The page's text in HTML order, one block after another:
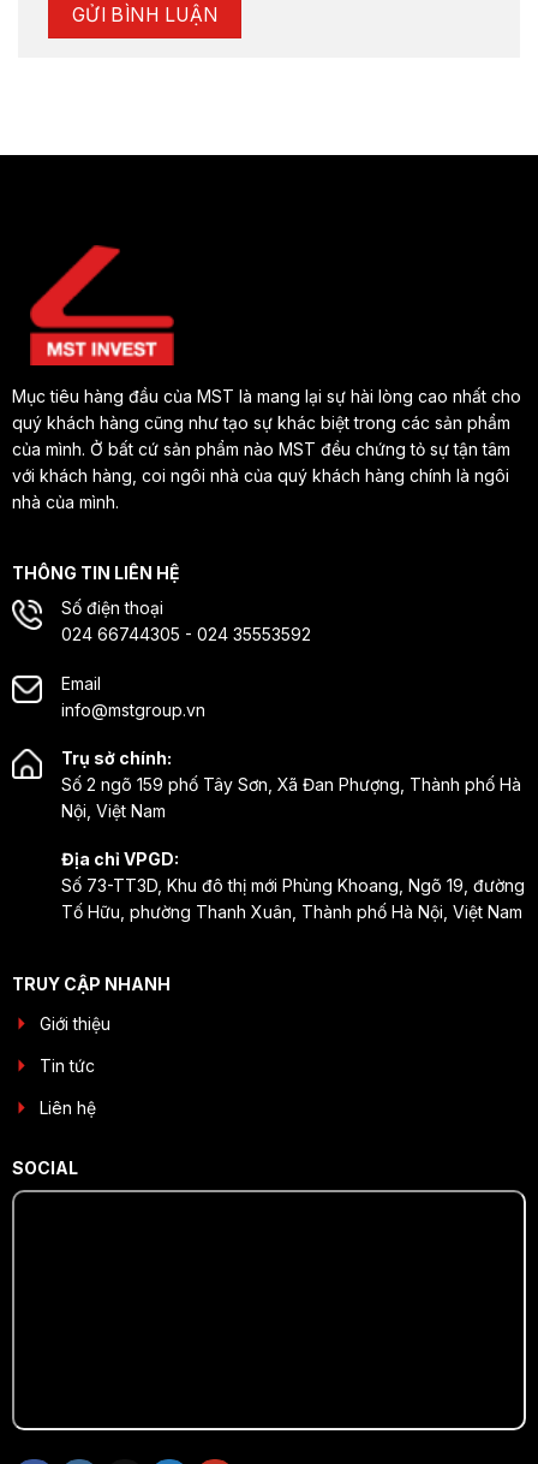
Mục tiêu hàng đầu của MST là mang lại sự hài lòng cao nhất cho
quý khách hàng cũng như tạo sự khác biệt trong các sản phẩm
của mình. Ở bất cứ sản phẩm nào MST đều chứng tỏ sự tận tâm
với khách hàng, coi ngôi nhà của quý khách hàng chính là ngôi
nhà của mình.
THÔNG TIN LIÊN HỆ
Số điện thoại
024 66744305 - 024 35553592
Email
info@mstgroup.vn
Trụ sở chính:
Số 2 ngõ 159 phố Tây Sơn, Xã Đan Phượng, Thành phố Hà
Nội, Việt Nam
Địa chỉ VPGD:
Số 73-TT3D, Khu đô thị mới Phùng Khoang, Ngõ 19, đường
Tố Hữu, phường Thanh Xuân, Thành phố Hà Nội, Việt Nam
TRUY CẬP NHANH
Giới thiệu
Tin tức
Liên hệ
SOCIAL